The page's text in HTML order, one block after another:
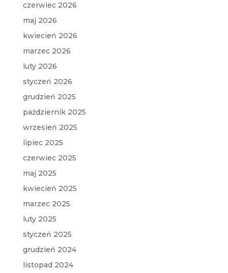
czerwiec 2026
maj 2026
kwiecień 2026
marzec 2026
luty 2026
styczeń 2026
grudzień 2025
październik 2025
wrzesień 2025
lipiec 2025
czerwiec 2025
maj 2025
kwiecień 2025
marzec 2025
luty 2025
styczeń 2025
grudzień 2024
listopad 2024